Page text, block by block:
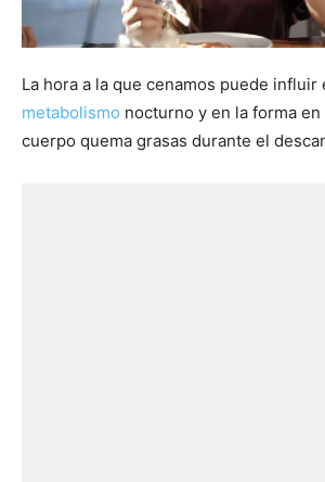
La hora a la que cenamos puede influir
metabolismo nocturno y en la forma
cuerpo quema grasas durante el